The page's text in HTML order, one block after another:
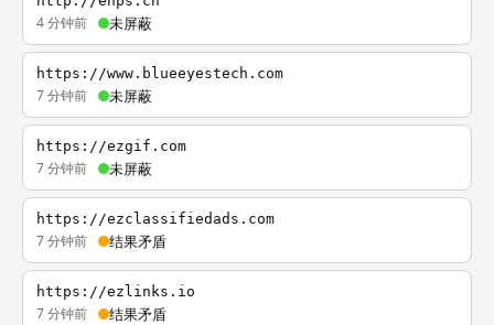
4 分钟前 未屏蔽
https://www.blueeyestech.com
7 分钟前 未屏蔽
https://ezgif.com
7 分钟前 未屏蔽
https://ezclassifiedads.com
7 分钟前 结果矛盾
https://ezlinks.io
7 分钟前 结果矛盾